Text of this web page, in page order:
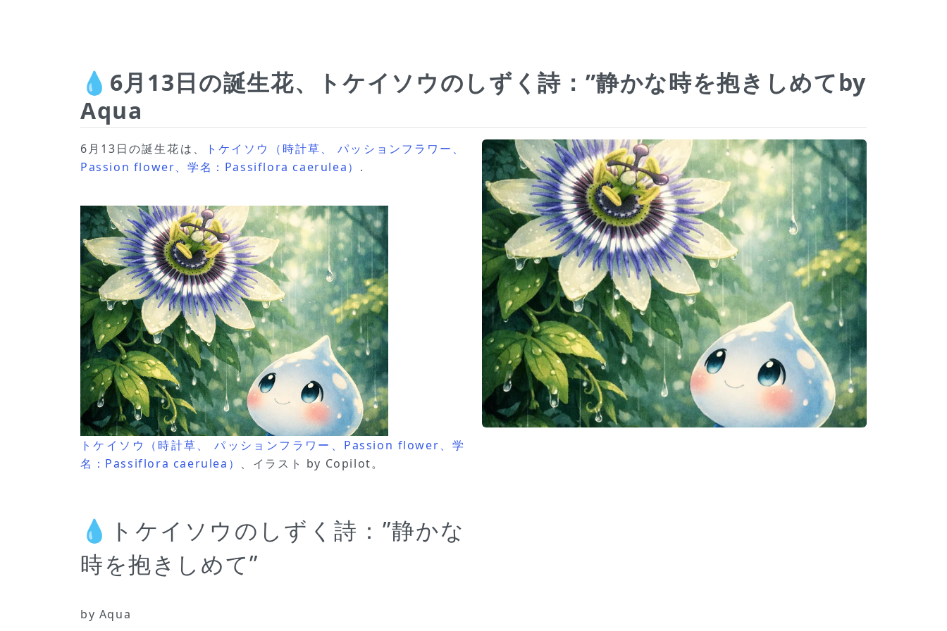
💧6月13日の誕生花、トケイソウのしずく詩：”静かな時を抱きしめてby
Aqua
6月13日の誕生花は、
トケイソウ（時計草、 パッションフラワー、
Passion flower、学名：Passiflora caerulea） .
トケイソウ（時計草、 パッションフラワー、Passion flower、学
名：Passiflora caerulea） 、イラスト by Copilot。
💧トケイソウのしずく詩：”静かな
時を抱きしめて”
by Aqua